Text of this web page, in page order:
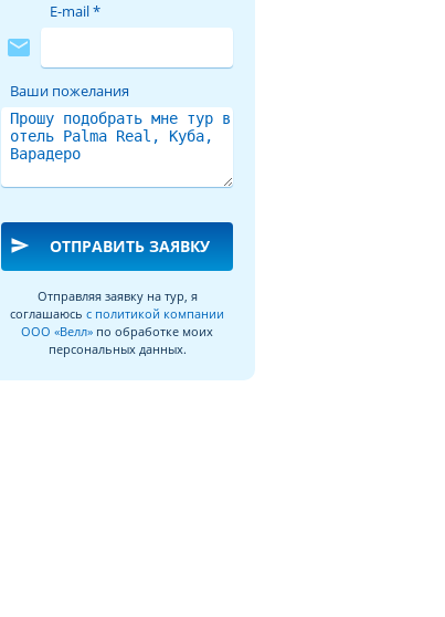
mail
E-mail *
Ваши пожелания
send ОТПРАВИТЬ ЗАЯВКУ
Отправляя заявку на тур, я
соглашаюсь с политикой компании
ООО «Велл» по обработке моих
персональных данных.